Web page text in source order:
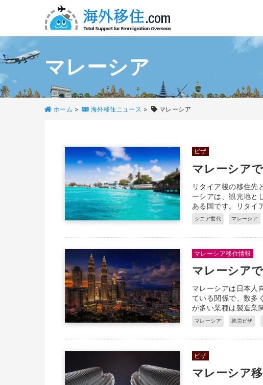
マレーシア
ホーム > 海外移住ニュース > マレーシア
ビザ
マレーシア
リタイア後の移住先
ーシアは、観光地と
ある国です。リタ
シニア世代 マレーシア
マレーシア移住情報
マレーシア
マレーシアは日本人
ている関係で、数多
が多い業種は製造
マレーシア 就労ビザ
ビザ
マレーシア